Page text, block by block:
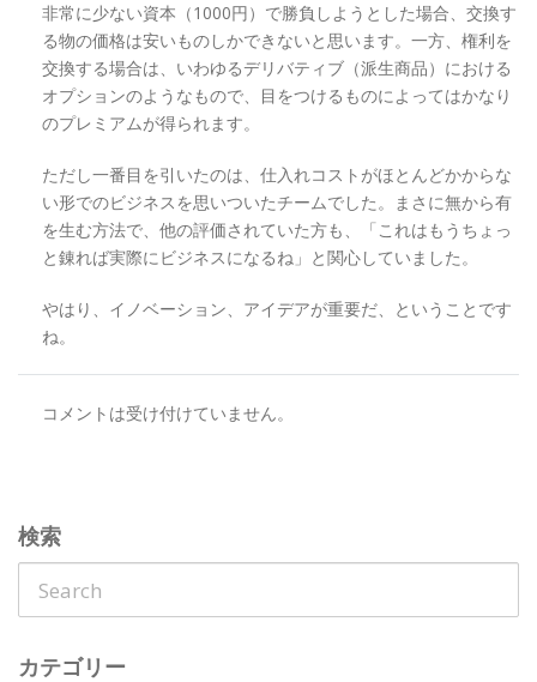
非常に少ない資本（1000円）で勝負しようとした場合、交換す
る物の価格は安いものしかできないと思います。一方、権利を
交換する場合は、いわゆるデリバティブ（派生商品）における
オプションのようなもので、目をつけるものによってはかなり
のプレミアムが得られます。
ただし一番目を引いたのは、仕入れコストがほとんどかからな
い形でのビジネスを思いついたチームでした。まさに無から有
を生む方法で、他の評価されていた方も、「これはもうちょっ
と錬れば実際にビジネスになるね」と関心していました。
やはり、イノベーション、アイデアが重要だ、ということです
ね。
コメントは受け付けていません。
検索
カテゴリー